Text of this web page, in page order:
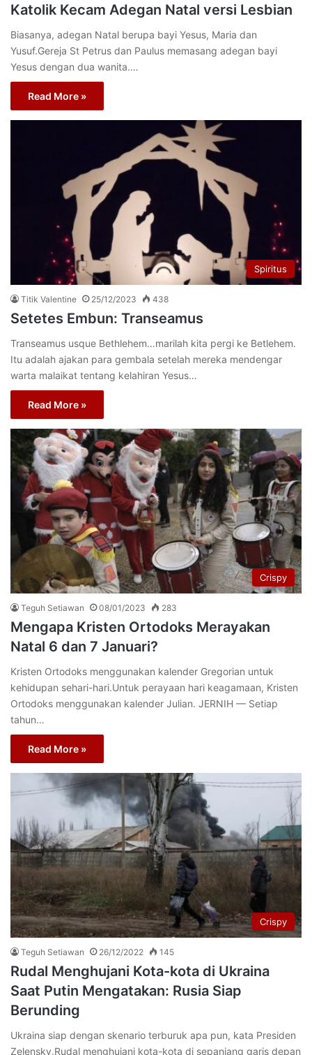
Katolik Kecam Adegan Natal versi Lesbian
Biasanya, adegan Natal berupa bayi Yesus, Maria dan
Yusuf.Gereja St Petrus dan Paulus memasang adegan bayi
Yesus dengan dua wanita.…
Read More »
Spiritus
Titik Valentine 25/12/2023 438
Setetes Embun: Transeamus
Transeamus usque Bethlehem…marilah kita pergi ke Betlehem.
Itu adalah ajakan para gembala setelah mereka mendengar
warta malaikat tentang kelahiran Yesus…
Read More »
Crispy
Teguh Setiawan 08/01/2023 283
Mengapa Kristen Ortodoks Merayakan
Natal 6 dan 7 Januari?
Kristen Ortodoks menggunakan kalender Gregorian untuk
kehidupan sehari-hari.Untuk perayaan hari keagamaan, Kristen
Ortodoks menggunakan kalender Julian. JERNIH — Setiap
tahun…
Read More »
Crispy
Teguh Setiawan 26/12/2022 145
Rudal Menghujani Kota-kota di Ukraina
Saat Putin Mengatakan: Rusia Siap
Berunding
Ukraina siap dengan skenario terburuk apa pun, kata Presiden
Zelensky.Rudal menghujani kota-kota di sepanjang garis depan